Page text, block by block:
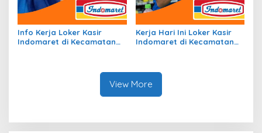
Info Kerja Loker Kasir
Indomaret di Kecamatan
Kerja Hari Ini Loker Kasir
Indomaret di Kecamatan
View More